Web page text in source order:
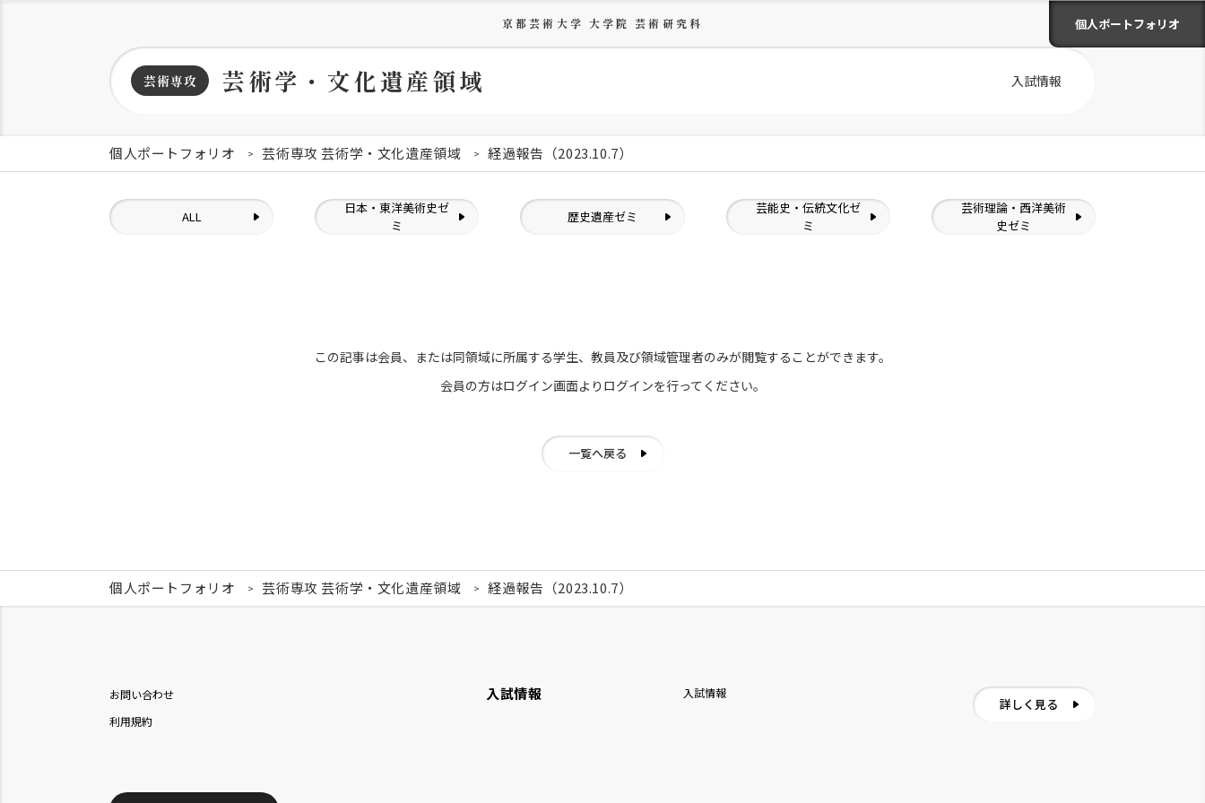
京都芸術大学 大学院 芸術研究科 個人ポートフォリオ
芸術専攻 芸術学・文化遺産領域 入試情報
個人ポートフォリオ 芸術専攻 芸術学・文化遺産領域 経過報告（2023.10.7）
ALL
日本・東洋美術史ゼ
ミ
歴史遺産ゼミ
芸能史・伝統文化ゼ
ミ
芸術理論・西洋美術
史ゼミ
この記事は会員、または同領域に所属する学生、教員及び領域管理者のみが閲覧することができます。
会員の方はログイン画面より ログインを行ってください。
一覧へ戻る
個人ポートフォリオ 芸術専攻 芸術学・文化遺産領域 経過報告（2023.10.7）
お問い合わせ
利用規約
入試情報 入試情報
詳しく見る